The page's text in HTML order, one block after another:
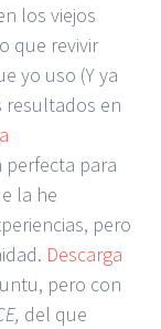
los viejos
que revivir
yo uso (Y ya
resultados en
perfecta para
la he
pero
Descarga
pero con
del que